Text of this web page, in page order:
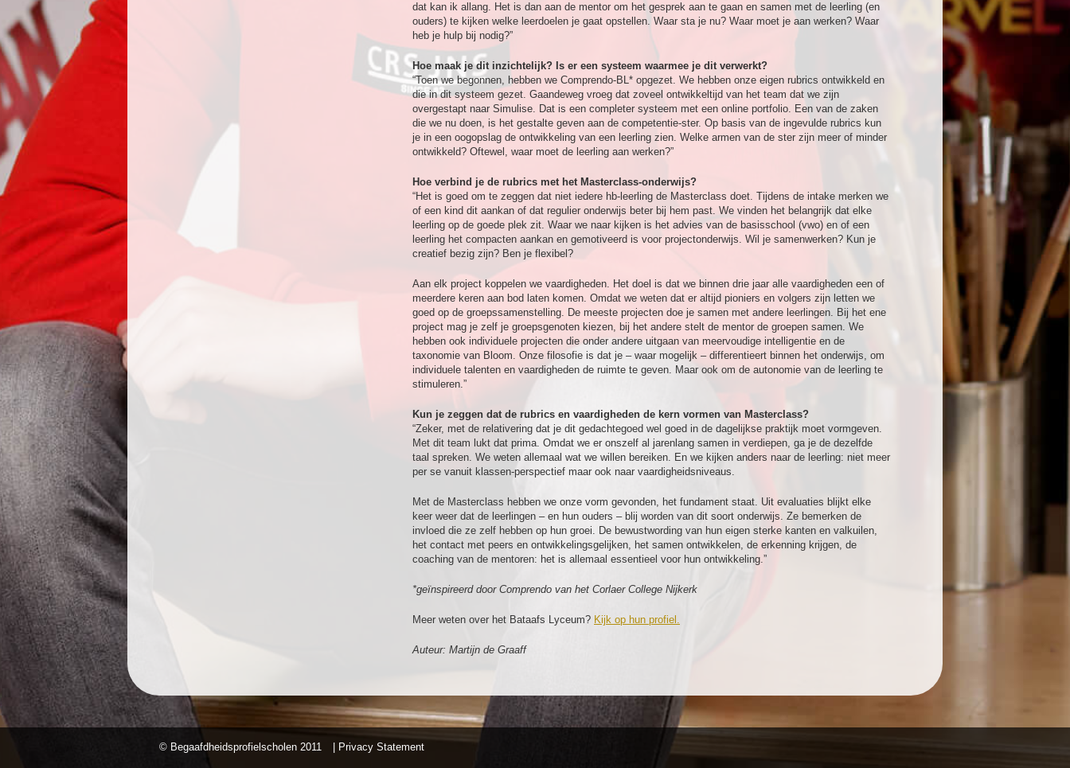
dat kan ik allang. Het is dan aan de mentor om het gesprek aan te gaan en samen met de leerling (en
ouders) te kijken welke leerdoelen je gaat opstellen. Waar sta je nu? Waar moet je aan werken? Waar
heb je hulp bij nodig?”
Hoe maak je dit inzichtelijk? Is er een systeem waarmee je dit verwerkt?
“Toen we begonnen, hebben we Comprendo-BL* opgezet. We hebben onze eigen rubrics ontwikkeld en
die in dit systeem gezet. Gaandeweg vroeg dat zoveel ontwikkeltijd van het team dat we zijn
overgestapt naar Simulise. Dat is een completer systeem met een online portfolio. Een van de zaken
die we nu doen, is het gestalte geven aan de competentie-ster. Op basis van de ingevulde rubrics kun
je in een oogopslag de ontwikkeling van een leerling zien. Welke armen van de ster zijn meer of minder
ontwikkeld? Oftewel, waar moet de leerling aan werken?”
Hoe verbind je de rubrics met het Masterclass-onderwijs?
“Het is goed om te zeggen dat niet iedere hb-leerling de Masterclass doet. Tijdens de intake merken we
of een kind dit aankan of dat regulier onderwijs beter bij hem past. We vinden het belangrijk dat elke
leerling op de goede plek zit. Waar we naar kijken is het advies van de basisschool (vwo) en of een
leerling het compacten aankan en gemotiveerd is voor projectonderwijs. Wil je samenwerken? Kun je
creatief bezig zijn? Ben je flexibel?
Aan elk project koppelen we vaardigheden. Het doel is dat we binnen drie jaar alle vaardigheden een of
meerdere keren aan bod laten komen. Omdat we weten dat er altijd pioniers en volgers zijn letten we
goed op de groepssamenstelling. De meeste projecten doe je samen met andere leerlingen. Bij het ene
project mag je zelf je groepsgenoten kiezen, bij het andere stelt de mentor de groepen samen. We
hebben ook individuele projecten die onder andere uitgaan van meervoudige intelligentie en de
taxonomie van Bloom. Onze filosofie is dat je – waar mogelijk – differentieert binnen het onderwijs, om
individuele talenten en vaardigheden de ruimte te geven. Maar ook om de autonomie van de leerling te
stimuleren.”
Kun je zeggen dat de rubrics en vaardigheden de kern vormen van Masterclass?
“Zeker, met de relativering dat je dit gedachtegoed wel goed in de dagelijkse praktijk moet vormgeven.
Met dit team lukt dat prima. Omdat we er onszelf al jarenlang samen in verdiepen, ga je de dezelfde
taal spreken. We weten allemaal wat we willen bereiken. En we kijken anders naar de leerling: niet meer
per se vanuit klassen-perspectief maar ook naar vaardigheidsniveaus.
Met de Masterclass hebben we onze vorm gevonden, het fundament staat. Uit evaluaties blijkt elke
keer weer dat de leerlingen – en hun ouders – blij worden van dit soort onderwijs. Ze bemerken de
invloed die ze zelf hebben op hun groei. De bewustwording van hun eigen sterke kanten en valkuilen,
het contact met peers en ontwikkelingsgelijken, het samen ontwikkelen, de erkenning krijgen, de
coaching van de mentoren: het is allemaal essentieel voor hun ontwikkeling.”
*geïnspireerd door Comprendo van het Corlaer College Nijkerk
Meer weten over het Bataafs Lyceum? Kijk op hun profiel.
Auteur: Martijn de Graaff
© Begaafdheidsprofielscholen 2011 | Privacy Statement